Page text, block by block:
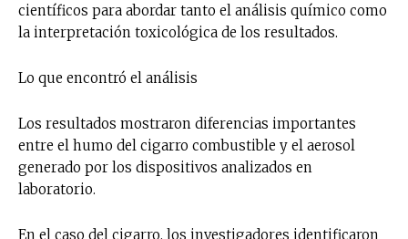
científicos para abordar tanto el análisis químico como
la interpretación toxicológica de los resultados.
Lo que encontró el análisis
Los resultados mostraron diferencias importantes
entre el humo del cigarro combustible y el aerosol
generado por los dispositivos analizados en
laboratorio.
En el caso del cigarro, los investigadores identificaron